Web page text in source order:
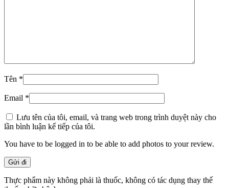
Tên *
Email *
Lưu tên của tôi, email, và trang web trong trình duyệt này cho
lần bình luận kế tiếp của tôi.
You have to be logged in to be able to add photos to your review.
Thực phẩm này không phải là thuốc, không có tác dụng thay thế